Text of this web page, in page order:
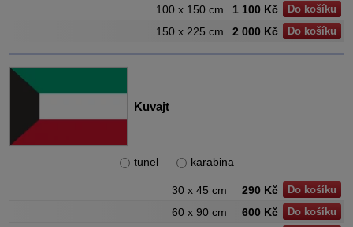
100 x 150 cm 1 100 Kč Do košíku
150 x 225 cm 2 000 Kč Do košíku
Kuvajt
tunel karabina
30 x 45 cm 290 Kč Do košíku
60 x 90 cm 600 Kč Do košíku